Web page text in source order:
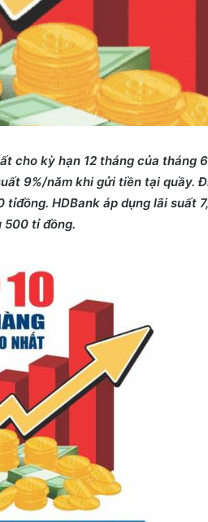
ất cho kỳ hạn 12 tháng của tháng
ất 9%/năm khi gửi tiền tại quầy.
tỉđồng. HDBank áp dụng lãi suất
500 tỉđồng.